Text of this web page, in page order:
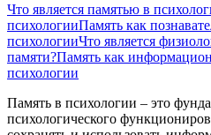
Что является памятью в
психологииПамять как
психологииЧто является
памяти?Память как
психологии
Память в психологии – это
психологического